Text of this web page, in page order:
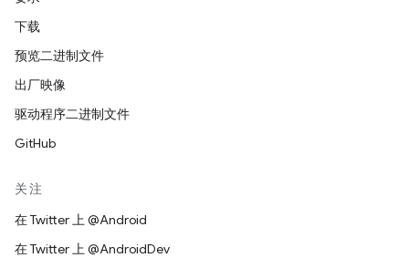
下载
预览二进制文件
出厂映像
驱动程序二进制文件
GitHub
关注
在 Twitter 上 @Android
在 Twitter 上 @AndroidDev